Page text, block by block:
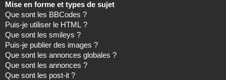
Mise en forme et types de sujet
Que sont les BBCodes ?
Puis-je utiliser le HTML ?
Que sont les smileys ?
Puis-je publier des images ?
Que sont les annonces globales ?
Que sont les annonces ?
Que sont les post-it ?